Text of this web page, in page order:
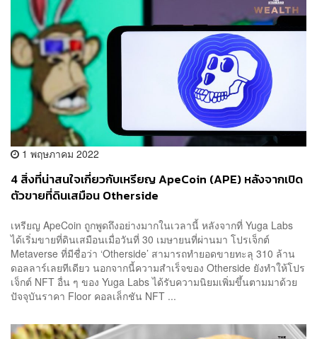
1 พฤษภาคม 2022
4 สิ่งที่น่าสนใจเกี่ยวกับเหรียญ ApeCoin (APE) หลังจากเปิด
ตัวขายที่ดินเสมือน Otherside
เหรียญ ApeCoin ถูกพูดถึงอย่างมากในเวลานี้ หลังจากที่ Yuga Labs
ได้เริ่มขายที่ดินเสมือนเมื่อวันที่ 30 เมษายนที่ผ่านมา โปรเจ็กต์
Metaverse ที่มีชื่อว่า ‘Otherside’ สามารถทำยอดขายทะลุ 310 ล้าน
ดอลลาร์เลยทีเดียว นอกจากนี้ความสำเร็จของ Otherside ยังทำให้โปร
เจ็กต์ NFT อื่น ๆ ของ Yuga Labs ได้รับความนิยมเพิ่มขึ้นตามมาด้วย
ปัจจุบันราคา Floor คอลเล็กชัน NFT ...